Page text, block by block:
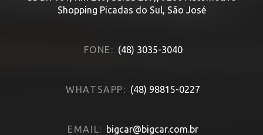
Shopping Picadas do Sul, São José
FONE: (48) 3035-3040
WHATSAPP: (48) 98815-0227
EMAIL: bigcar@bigcar.com.br